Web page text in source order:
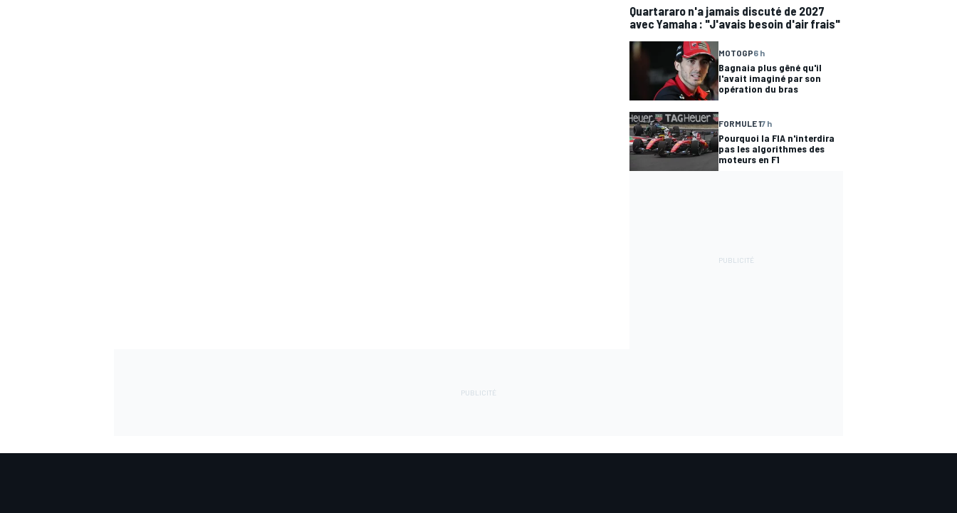
Quartararo n'a jamais discuté de 2027
avec Yamaha : "J'avais besoin d'air frais"
MOTOGP6 h
Bagnaia plus gêné qu'il
l'avait imaginé par son
opération du bras
FORMULE 17 h
Pourquoi la FIA n'interdira
pas les algorithmes des
moteurs en F1